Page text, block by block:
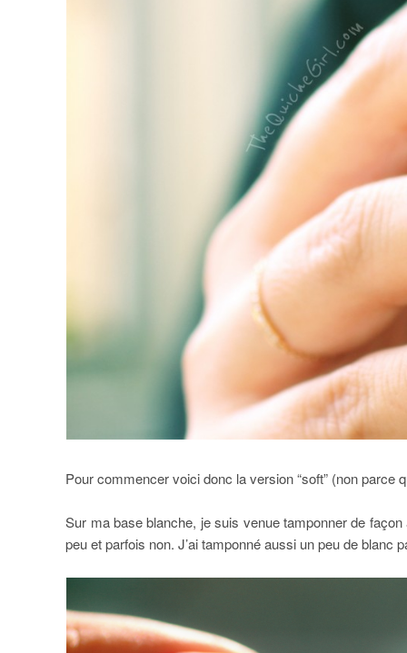
Pour commencer voici donc la version “soft” (non
Sur ma base blanche, je suis venue tamponner de
peu et parfois non. J’ai tamponné aussi un peu de blanc